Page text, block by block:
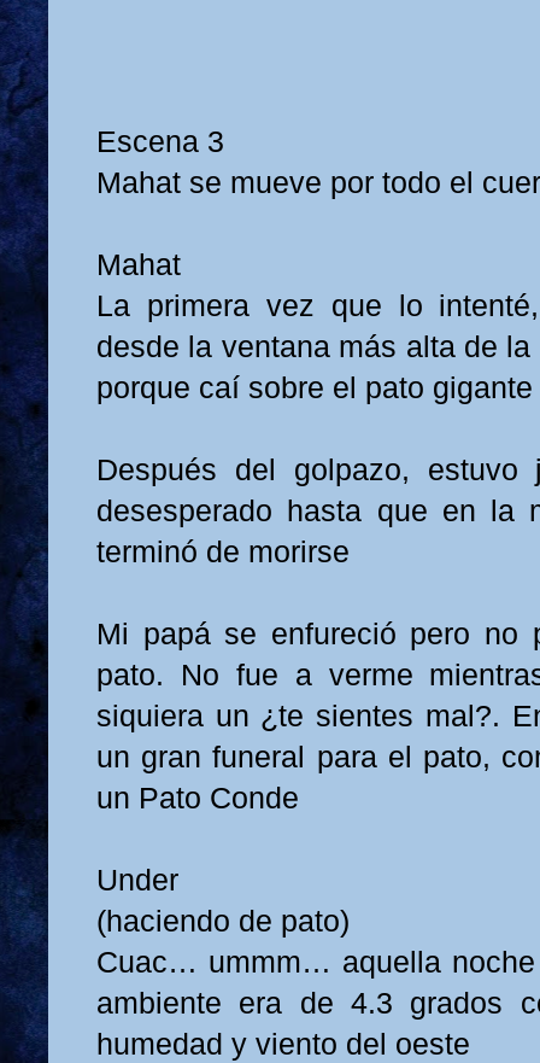
Escena 3
Mahat se mueve por todo el
Mahat
La primera vez que lo
desde la ventana más alta de
porque caí sobre el pato
Después del golpazo, estuvo
desesperado hasta que en la
terminó de morirse
Mi papá se enfureció pero no
pato. No fue a verme
siquiera un ¿te sientes mal?.
un gran funeral para el pato,
un Pato Conde
Under
(haciendo de pato)
Cuac… ummm… aquella noche
ambiente era de 4.3 grados
humedad y viento del oeste